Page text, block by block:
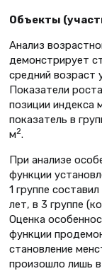
Объекты
Анализ
демонстрирует
средний возраст
Показатели
позиции индекса
показатель в
м2.
При анализе
функции
1 группе
лет, в 3 группе
Оценка
функции
становление
произошло лишь